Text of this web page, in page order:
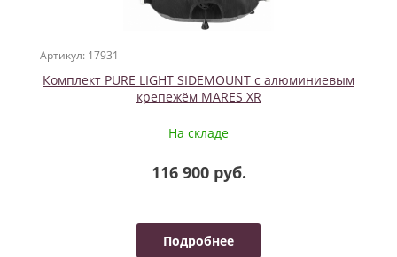
Артикул: 17931
Комплект PURE LIGHT SIDEMOUNT с алюминиевым
крепежём MARES XR
На складе
116 900 руб.
Подробнее